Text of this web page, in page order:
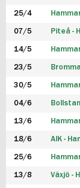
25/4
07/5 Piteå -
14/5
23/5
30/5
04/6
13/6
18/6 AIK -
25/6
13/8 Växjö -